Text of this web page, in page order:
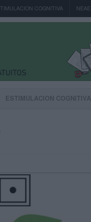
COGNITIVA NEAE
ESTIMULACION COGNITIVA